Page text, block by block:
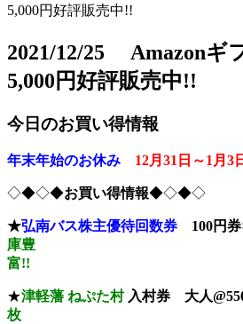
5,000円好評販売中!!
2021/12/25 Amazonギ
5,000円好評販売中!!
今日のお買い得情報
年末年始のお休み 12月31日～1月3
◇◆◇◆お買い得情報◆◇◆◇
★弘南バス株主優待回数券 100円
庫豊
富!!
★津軽藩 ねぷた村 入村券 大人
枚